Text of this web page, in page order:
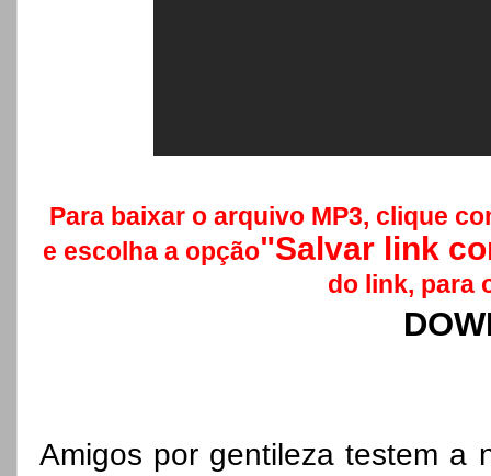
Para baixar o arquivo MP3, clique
e escolha a opção"Salvar link
do link, para
Amigos por gentileza testem a